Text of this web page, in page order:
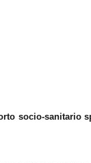
socio-sanitario